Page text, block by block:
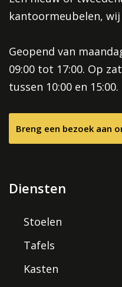
kantoormeubelen,
Geopend van
09:00 tot 17:00. Op
tussen 10:00 en 15:00.
Breng een bezoek aan
Diensten
Stoelen
Tafels
Kasten